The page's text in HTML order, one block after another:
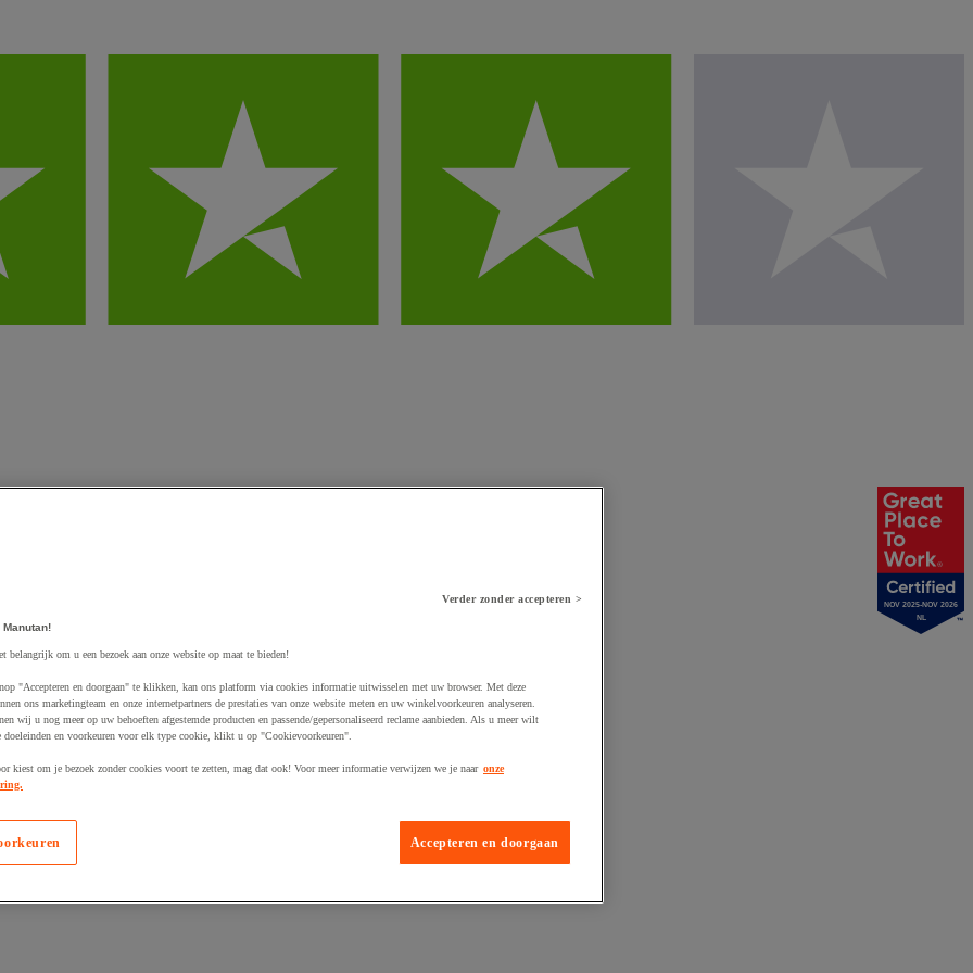
NOV 2025-NOV 2026
NL
Verder zonder accepteren >
belangrijk om u een bezoek aan onze website op maat te bieden!
"Accepteren en doorgaan" te klikken, kan ons platform via cookies informatie uitwisselen met uw browser. Met deze
ons marketingteam en onze internetpartners de prestaties van onze website meten en uw winkelvoorkeuren analyseren.
wij u nog meer op uw behoeften afgestemde producten en passende/gepersonaliseerd reclame aanbieden. Als u meer wilt
doeleinden en voorkeuren voor elk type cookie, klikt u op "Cookievoorkeuren".
kiest om je bezoek zonder cookies voort te zetten, mag dat ook! Voor meer informatie verwijzen we je naar onze
Accepteren en doorgaan